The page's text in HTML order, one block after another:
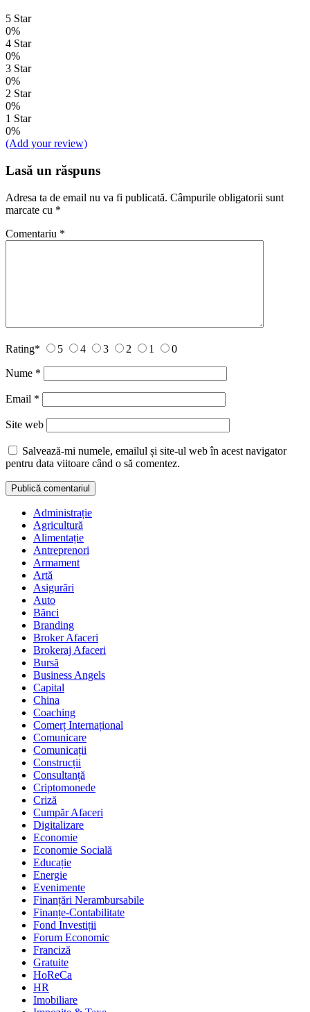
5 Star
0%
4 Star
0%
3 Star
0%
2 Star
0%
1 Star
0%
(Add your review)
Lasă un răspuns
Adresa ta de email nu va fi publicată. Câmpurile obligatorii sunt
marcate cu *
Comentariu *
Rating* 5 4 3 2 1 0
Nume *
Email *
Site web
Salvează-mi numele, emailul și site-ul web în acest navigator
pentru data viitoare când o să comentez.
Administrație
Agricultură
Alimentație
Antreprenori
Armament
Artă
Asigurări
Auto
Bănci
Branding
Broker Afaceri
Brokeraj Afaceri
Bursă
Business Angels
Capital
China
Coaching
Comerț Internațional
Comunicare
Comunicații
Construcții
Consultanță
Criptomonede
Criză
Cumpăr Afaceri
Digitalizare
Economie
Economie Socială
Educație
Energie
Evenimente
Finanțări Nerambursabile
Finanțe-Contabilitate
Fond Investiții
Forum Economic
Franciză
Gratuite
HoReCa
HR
Imobiliare